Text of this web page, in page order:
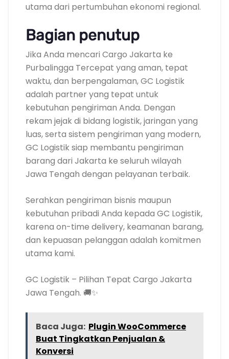
utama dari pertumbuhan ekonomi regional.
Bagian penutup
Jika Anda mencari Cargo Jakarta ke
Purbalingga Tercepat yang aman, tepat
waktu, dan berpengalaman, GC Logistik
adalah partner yang tepat untuk
kebutuhan pengiriman Anda. Dengan
rekam jejak di bidang logistik, jaringan yang
luas, serta sistem pengiriman yang modern,
GC Logistik siap membantu pengiriman
barang dari Jakarta ke seluruh wilayah
Jawa Tengah dengan pelayanan terbaik.
Serahkan pengiriman bisnis maupun
kebutuhan pribadi Anda kepada GC Logistik,
karena on-time delivery, keamanan barang,
dan kepuasan pelanggan adalah komitmen
utama kami.
GC Logistik – Pilihan Tepat Cargo Jakarta
Jawa Tengah. 🚚✨
Baca Juga: Plugin WooCommerce
Buat Tingkatkan Penjualan &
Konversi